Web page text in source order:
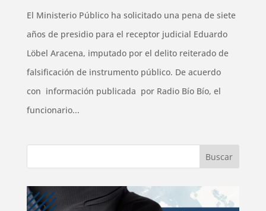
El Ministerio Público ha solicitado una pena de siete
años de presidio para el receptor judicial Eduardo
Löbel Aracena, imputado por el delito reiterado de
falsificación de instrumento público. De acuerdo
con información publicada por Radio Bío Bío, el
funcionario...